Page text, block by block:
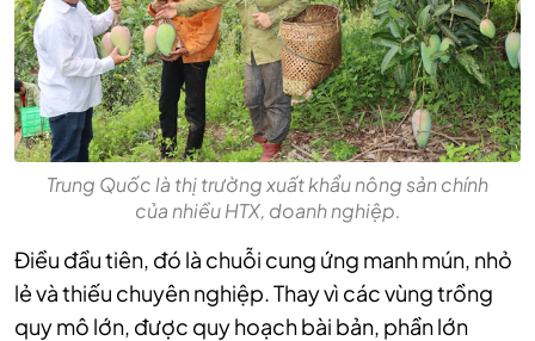
Trung Quốc là thị trường xuất khẩu nông sản chính
của nhiều HTX, doanh nghiệp.
Điều đầu tiên, đó là chuỗi cung ứng manh mún, nhỏ
lẻ và thiếu chuyên nghiệp. Thay vì các vùng trồng
quy mô lớn, được quy hoạch bài bản, phần lớn